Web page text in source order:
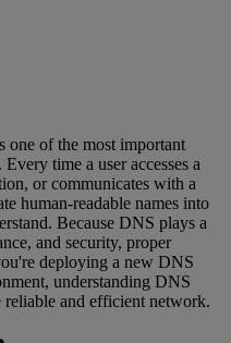
one of the most important
time a user accesses a
or communicates with a
human-readable names into
Because DNS plays a
and security, proper
deploying a new DNS
understanding DNS
reliable and efficient network.